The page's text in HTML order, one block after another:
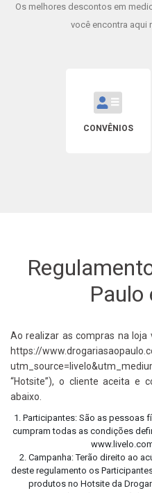
Os melhores descontos em
você encontra aqui
CONVÊNIOS
Paulo
Ao realizar as compras na loja
https://
“Hotsite”), o cliente aceita e
abaixo.
1. Participantes: São as pessoas
cumpram todas as condições
2. Campanha: Terão direito ao
deste regulamento os
produtos no Hotsite da